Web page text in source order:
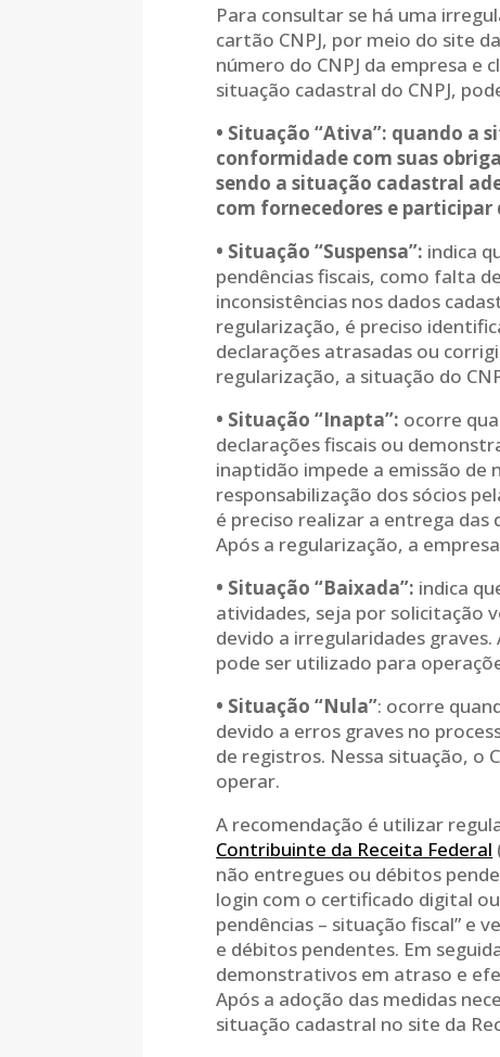
Para consultar se há uma
cartão CNPJ, por meio do site da
número do CNPJ da empresa e
situação cadastral do CNPJ,
• Situação “Ativa”: quando a
conformidade com suas
sendo a situação cadastral
com fornecedores e participar
• Situação “Suspensa”: indica
pendências fiscais, como falta
inconsistências nos dados
regularização, é preciso
declarações atrasadas ou
regularização, a situação do
• Situação “Inapta”: ocorre
declarações fiscais ou
inaptidão impede a emissão de
responsabilização dos sócios
é preciso realizar a entrega
Após a regularização, a
• Situação “Baixada”: indica
atividades, seja por solicitação
devido a irregularidades graves.
pode ser utilizado para
• Situação “Nula”: ocorre
devido a erros graves no
de registros. Nessa situação, o
operar.
A recomendação é utilizar
Contribuinte da Receita Federal
não entregues ou débitos
login com o certificado digital
pendências – situação fiscal” e
e débitos pendentes. Em
demonstrativos em atraso e
Após a adoção das medidas
situação cadastral no site da